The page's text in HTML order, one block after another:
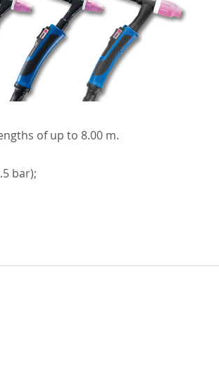
of up to 8.00 m.
bar);